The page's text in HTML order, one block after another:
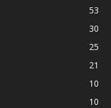
53
30
25
21
10
10